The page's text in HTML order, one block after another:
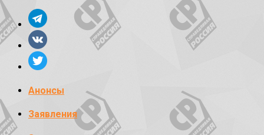
Анонсы
Заявления